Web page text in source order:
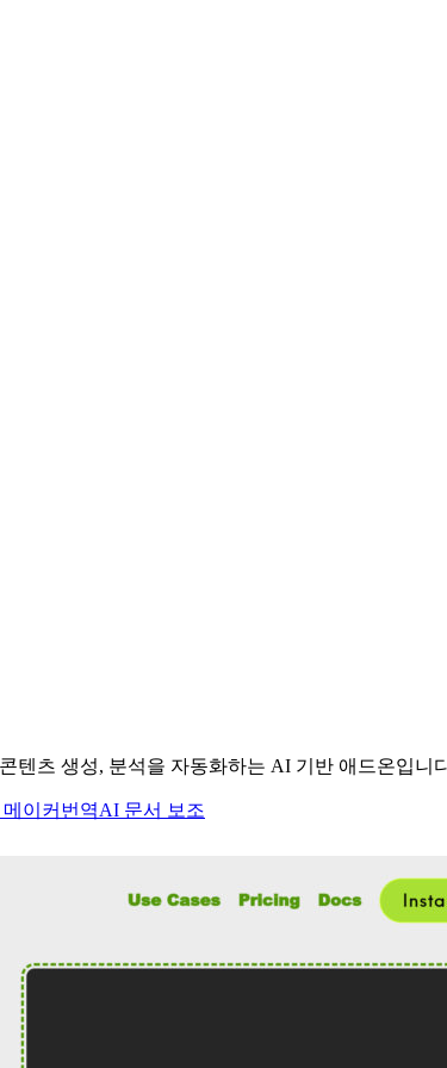
텐츠 생성, 분석을 자동화하는 AI 기반 애드온입니
이커 번역AI 문서 보조